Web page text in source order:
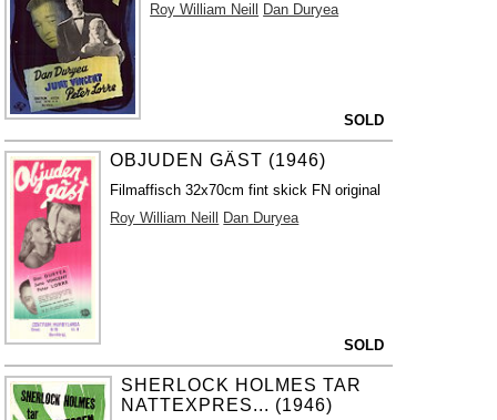
Roy William Neill
Dan Duryea
SOLD
OBJUDEN GÄST (1946)
Filmaffisch 32x70cm fint skick FN original
Roy William Neill
Dan Duryea
SOLD
SHERLOCK HOLMES TAR
NATTEXPRES... (1946)